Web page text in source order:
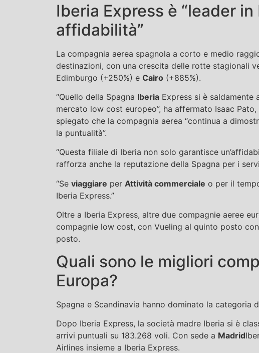
Iberia Express è “leader
affidabilità”
La compagnia aerea spagnola a corto e medio
destinazioni, con una crescita delle rotte stagionali
Edimburgo (+250%) e Cairo (+885%).
“Quello della Spagna Iberia Express si è
mercato low cost europeo”, ha affermato Isaac
spiegato che la compagnia aerea “continua a
la puntualità”.
“Questa filiale di Iberia non solo garantisce
rafforza anche la reputazione della Spagna per i
“Se viaggiare per Attività commerciale o per il
Iberia Express.”
Oltre a Iberia Express, altre due compagnie aeree
compagnie low cost, con Vueling al quinto posto
posto.
Quali sono le migliori
Europa?
Spagna e Scandinavia hanno dominato la categoria
Dopo Iberia Express, la società madre Iberia si è
arrivi puntuali su 183.268 voli. Con sede a Madrid
Airlines insieme a Iberia Express.